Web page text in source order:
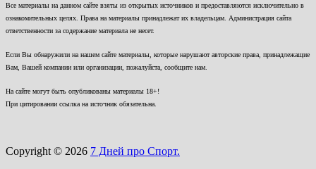
Все материалы на данном сайте взяты из открытых источников и предоставляются исключительно в
ознакомительных целях. Права на материалы принадлежат их владельцам. Администрация сайта
ответственности за содержание материала не несет.
Если Вы обнаружили на нашем сайте материалы, которые нарушают авторские права, принадлежащие
Вам, Вашей компании или организации, пожалуйста, сообщите нам.
На сайте могут быть опубликованы материалы 18+!
При цитировании ссылка на источник обязательна.
Copyright © 2026 7 Дней про Спорт.